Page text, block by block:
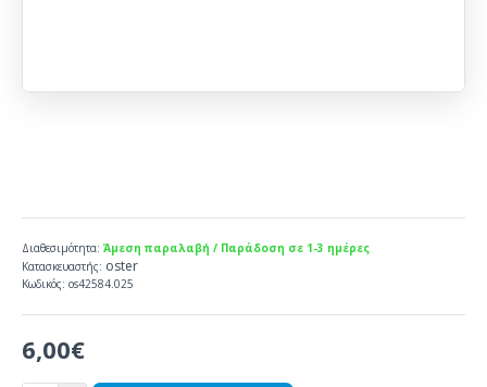
6,00€
Διαθεσιμότητα: Άμεση παραλαβή / Παράδοση σε 1-3 ημέρες
Κατασκευαστής: oster
Κωδικός: os42584.025